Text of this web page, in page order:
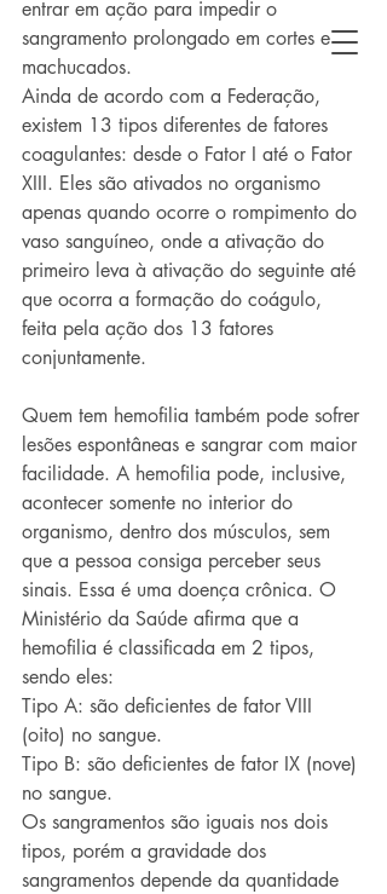
entrar em ação para impedir o
sangramento prolongado em cortes e
machucados.
Ainda de acordo com a Federação,
existem 13 tipos diferentes de fatores
coagulantes: desde o Fator I até o Fator
XIII. Eles são ativados no organismo
apenas quando ocorre o rompimento do
vaso sanguíneo, onde a ativação do
primeiro leva à ativação do seguinte até
que ocorra a formação do coágulo,
feita pela ação dos 13 fatores
conjuntamente.
Quem tem hemofilia também pode sofrer
lesões espontâneas e sangrar com maior
facilidade. A hemofilia pode, inclusive,
acontecer somente no interior do
organismo, dentro dos músculos, sem
que a pessoa consiga perceber seus
sinais. Essa é uma doença crônica. O
Ministério da Saúde afirma que a
hemofilia é classificada em 2 tipos,
sendo eles:
Tipo A: são deficientes de fator VIII
(oito) no sangue.
Tipo B: são deficientes de fator IX (nove)
no sangue.
Os sangramentos são iguais nos dois
tipos, porém a gravidade dos
sangramentos depende da quantidade